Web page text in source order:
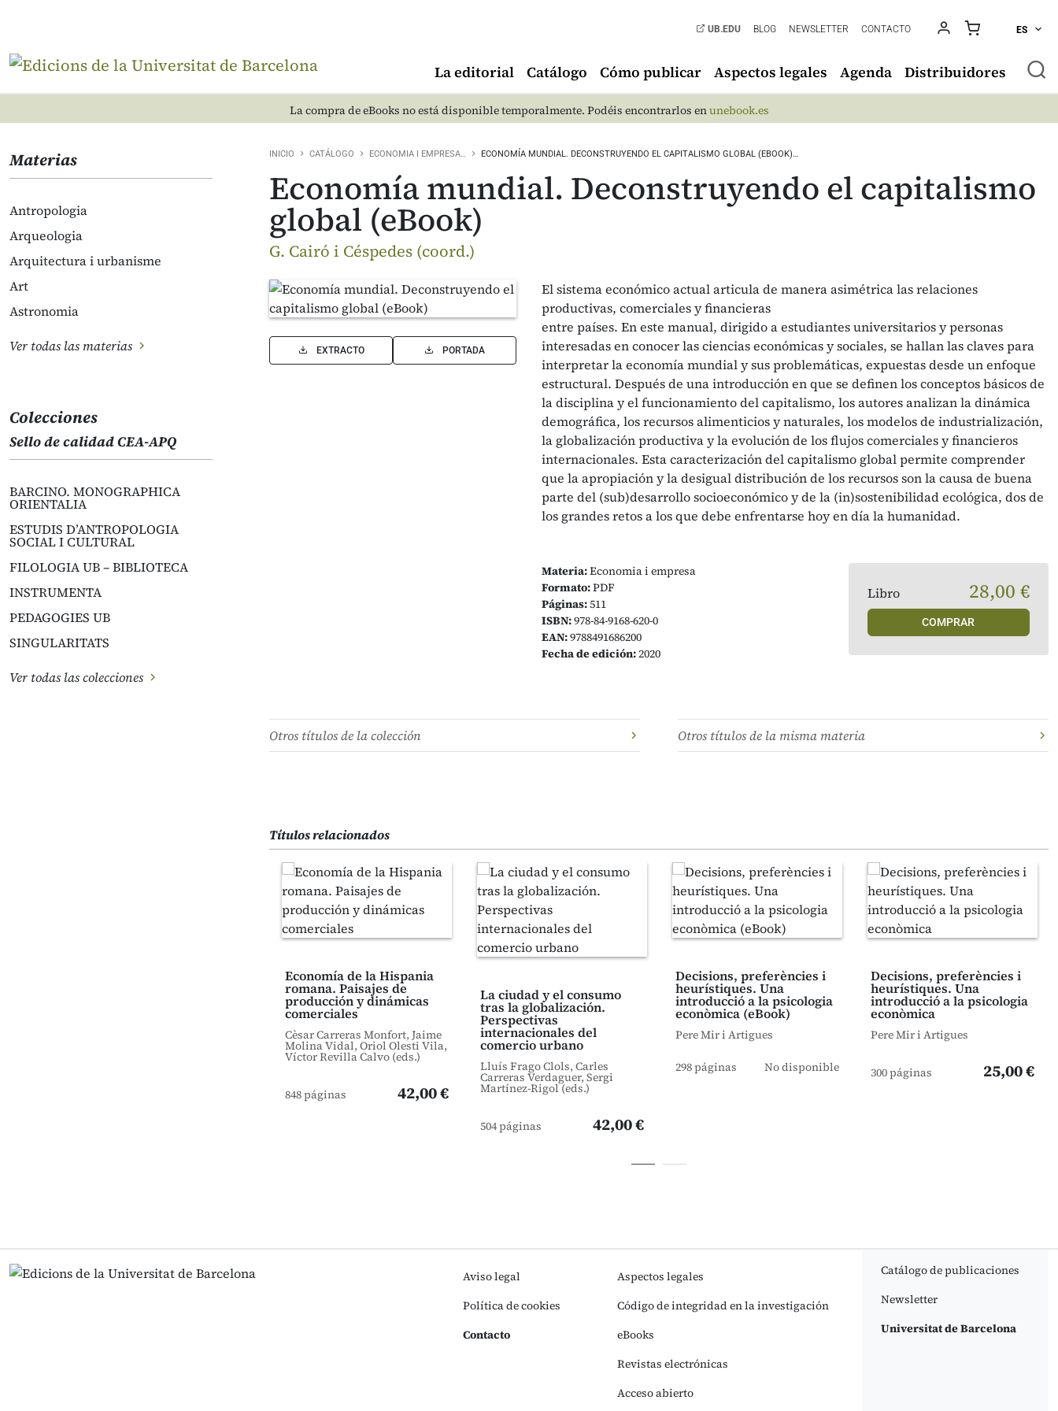
UB.EDU BLOG NEWSLETTER CONTACTO ES
La editorial Catálogo Cómo publicar Aspectos legales Agenda Distribuidores
La compra de eBooks no está disponible temporalmente. Podéis encontrarlos enunebook.es
Materias
Antropologia
Arqueologia
Arquitectura i urbanisme
Art
Astronomia
Ver todas las materias
Colecciones
Sello de calidad CEA-APQ
BARCINO. MONOGRAPHICA
ORIENTALIA
ESTUDIS D’ANTROPOLOGIA
SOCIAL I CULTURAL
FILOLOGIA UB – BIBLIOTECA
INSTRUMENTA
PEDAGOGIES UB
SINGULARITATS
Ver todas las colecciones
INICIO CATÁLOGO ECONOMIA I EMPRESA… ECONOMÍA MUNDIAL. DECONSTRUYENDO EL CAPITALISMO GLOBAL (EBOOK)…
Economía mundial. Deconstruyendo el capitalismo
global (eBook)
G. Cairó i Céspedes (coord.)
EXTRACTO PORTADA
El sistema económico actual articula de manera asimétrica las relaciones
productivas, comerciales y financieras
entre países. En este manual, dirigido a estudiantes universitarios y personas
interesadas en conocer las ciencias económicas y sociales, se hallan las claves para
interpretar la economía mundial y sus problemáticas, expuestas desde un enfoque
estructural. Después de una introducción en que se definen los conceptos básicos de
la disciplina y el funcionamiento del capitalismo, los autores analizan la dinámica
demográfica, los recursos alimenticios y naturales, los modelos de industrialización,
la globalización productiva y la evolución de los flujos comerciales y financieros
internacionales. Esta caracterización del capitalismo global permite comprender
que la apropiación y la desigual distribución de los recursos son la causa de buena
parte del (sub)desarrollo socioeconómico y de la (in)sostenibilidad ecológica, dos de
los grandes retos a los que debe enfrentarse hoy en día la humanidad.
Materia:Economia i empresa
Formato:PDF
Páginas:511
ISBN:978-84-9168-620-0
EAN:9788491686200
Fecha de edición:2020
Libro 28,00 €
COMPRAR
Otros títulos de la colección Otros títulos de la misma materia
Títulos relacionados
Economía de la Hispania
romana. Paisajes de
producción y dinámicas
comerciales
Cèsar Carreras Monfort, Jaime
Molina Vidal, Oriol Olesti Vila,
Víctor Revilla Calvo (eds.)
848 páginas 42,00 €
La ciudad y el consumo
tras la globalización.
Perspectivas
internacionales del
comercio urbano
Lluís Frago Clols, Carles
Carreras Verdaguer, Sergi
Martínez-Rigol (eds.)
504 páginas 42,00 €
Decisions, preferències i
heurístiques. Una
introducció a la psicologia
econòmica (eBook)
Pere Mir i Artigues
298 páginas No disponible
Decisions, preferències i
heurístiques. Una
introducció a la psicologia
econòmica
Pere Mir i Artigues
300 páginas 25,00 €
Aviso legal
Política de cookies
Contacto
Aspectos legales
Código de integridad en la investigación
eBooks
Revistas electrónicas
Acceso abierto
Catálogo de publicaciones
Newsletter
Universitat de Barcelona